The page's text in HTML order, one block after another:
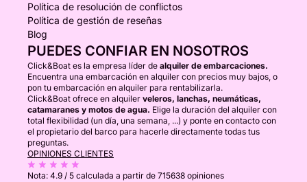
Política de resolución de conflictos
Política de gestión de reseñas
Blog
PUEDES CONFIAR EN NOSOTROS
Click&Boat es la empresa líder de alquiler de embarcaciones.
Encuentra una embarcación en alquiler con precios muy bajos, o
pon tu embarcación en alquiler para rentabilizarla.
Click&Boat ofrece en alquiler veleros, lanchas, neumáticas,
catamaranes y motos de agua. Elige la duración del alquiler con
total flexibilidad (un día, una semana, ...) y ponte en contacto con
el propietario del barco para hacerle directamente todas tus
preguntas.
OPINIONES CLIENTES
Nota: 4.9 / 5 calculada a partir de 715638 opiniones